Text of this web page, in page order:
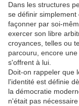
Dans les structures
se définir
façonner par soi-
exercer son libre
croyances, telles ou
parcouru, encore
s'offrent à lui.
Doit-on rappeler que
l'identité est définie
la démocratie
n'était pas